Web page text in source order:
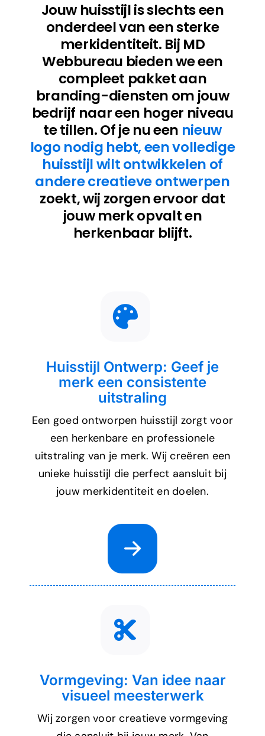
Jouw huisstijl is slechts een
onderdeel van een sterke
merkidentiteit. Bij MD
Webbureau bieden we een
compleet pakket aan
branding-diensten om jouw
bedrijf naar een hoger niveau
te tillen. Of je nu een nieuw
logo nodig hebt, een volledige
huisstijl wilt ontwikkelen of
andere creatieve ontwerpen
zoekt, wij zorgen ervoor dat
jouw merk opvalt en
herkenbaar blijft.
Huisstijl Ontwerp: Geef je
merk een consistente
uitstraling
Een goed ontworpen huisstijl zorgt voor
een herkenbare en professionele
uitstraling van je merk. Wij creëren een
unieke huisstijl die perfect aansluit bij
jouw merkidentiteit en doelen.
Vormgeving: Van idee naar
visueel meesterwerk
Wij zorgen voor creatieve vormgeving